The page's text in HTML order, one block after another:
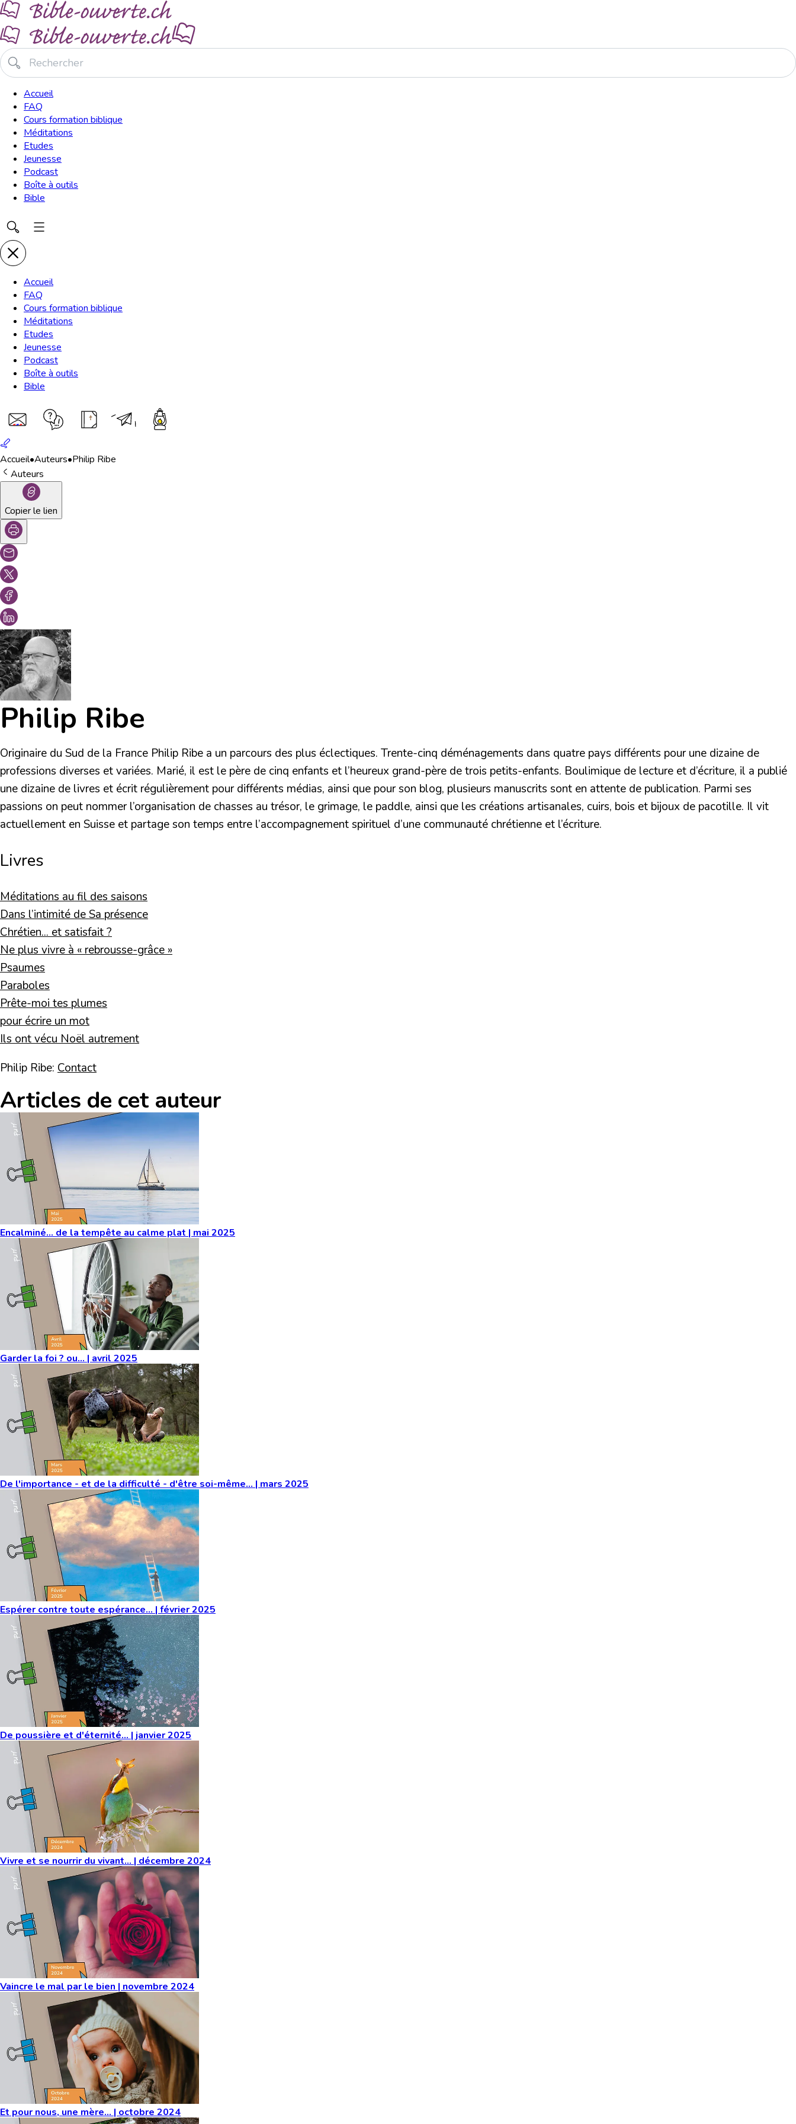
Accueil
FAQ
Cours formation biblique
Méditations
Etudes
Jeunesse
Podcast
Boîte à outils
Bible
Accueil
FAQ
Cours formation biblique
Méditations
Etudes
Jeunesse
Podcast
Boîte à outils
Bible
Accueil•Auteurs•Philip Ribe
Auteurs
Copier le lien
Philip Ribe
Originaire du Sud de la France Philip Ribe a un parcours des plus éclectiques. Trente-cinq déménagements dans quatre pays différents pour une dizaine de
professions diverses et variées. Marié, il est le père de cinq enfants et l’heureux grand-père de trois petits-enfants. Boulimique de lecture et d’écriture, il a publié
une dizaine de livres et écrit régulièrement pour différents médias, ainsi que pour son blog, plusieurs manuscrits sont en attente de publication. Parmi ses
passions on peut nommer l’organisation de chasses au trésor, le grimage, le paddle, ainsi que les créations artisanales, cuirs, bois et bijoux de pacotille. Il vit
actuellement en Suisse et partage son temps entre l’accompagnement spirituel d’une communauté chrétienne et l’écriture.
Livres
Méditations au fil des saisons
Dans l’intimité de Sa présence
Chrétien... et satisfait ?
Ne plus vivre à « rebrousse-grâce »
Psaumes
Paraboles
Prête-moi tes plumes
pour écrire un mot
Ils ont vécu Noël autrement
Philip Ribe: Contact
Articles de cet auteur
Encalminé… de la tempête au calme plat | mai 2025
Garder la foi ? ou... | avril 2025
De l'importance - et de la difficulté - d'être soi-même... | mars 2025
Espérer contre toute espérance… | février 2025
De poussière et d'éternité… | janvier 2025
Vivre et se nourrir du vivant… | décembre 2024
Vaincre le mal par le bien | novembre 2024
Et pour nous, une mère… | octobre 2024